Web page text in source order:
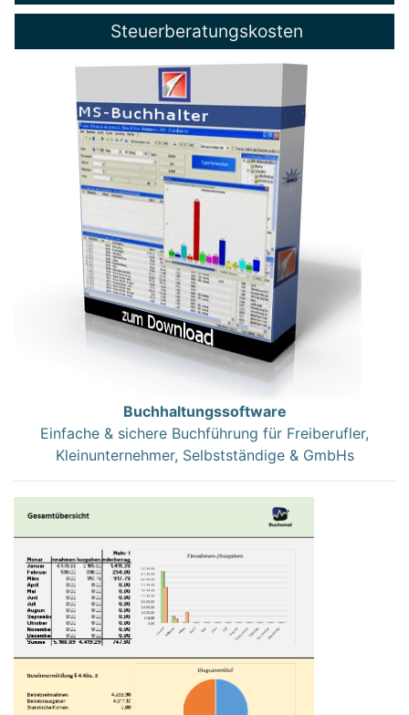
Steuerberatungskosten
Buchhaltungssoftware
Einfache & sichere Buchführung für Freiberufler,
Kleinunternehmer, Selbstständige & GmbHs